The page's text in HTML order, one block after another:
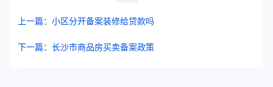
上一篇：小区分开备案装修给贷款吗
下一篇：长沙市商品房买卖备案政策